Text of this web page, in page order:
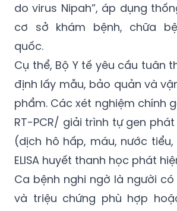
đán 2026, Bộ Y tế ban hành
môn “Hướng dẫn chẩn đoán
do virus Nipah”, áp dụng
cơ sở khám bệnh, chữa
quốc.
Cụ thể, Bộ Y tế yêu cầu tuân
định lấy mẫu, bảo quản và
phẩm. Các xét nghiệm chính
RT-PCR/ giải trình tự gen phát
(dịch hô hấp, máu, nước
ELISA huyết thanh học phát